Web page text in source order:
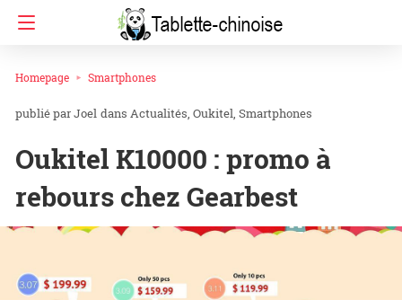
Homepage Smartphones
Joel dans Actualités Oukitel Smartphones
Oukitel K10000 : promo à
rebours chez Gearbest